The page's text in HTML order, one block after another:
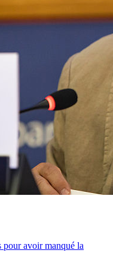
pour avoir manqué la